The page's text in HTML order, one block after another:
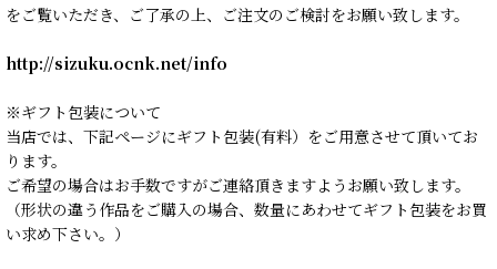
をご覧いただき、ご了承の上、ご注文のご検討をお願い致します。
http://sizuku.ocnk.net/info
※ギフト包装について
当店では、下記ページにギフト包装(有料）をご用意させて頂いてお
ります。
ご希望の場合はお手数ですがご連絡頂きますようお願い致します。
（形状の違う作品をご購入の場合、数量にあわせてギフト包装をお買
い求め下さい。）